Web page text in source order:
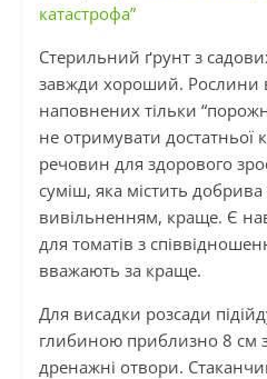
катастрофа”
Стерильний ґрунт з
завжди хороший. Рослини
наповнених тільки
не отримувати достатньої
речовин для здорового
суміш, яка містить
вивільненням, краще. Є
для томатів з
вважають за краще.
Для висадки розсади
глибиною приблизно 8 см
дренажні отвори.